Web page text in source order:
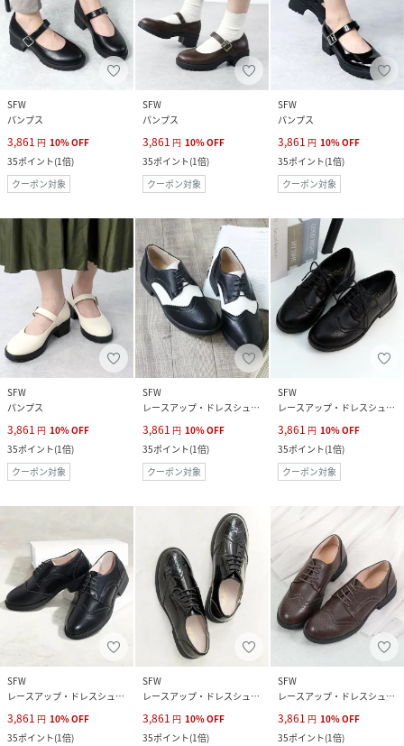
SFW
パンプス
3,861 円 10%OFF
35ポイント(1倍)
クーポン対象
SFW
パンプス
3,861 円 10%OFF
35ポイント(1倍)
クーポン対象
SFW
パンプス
3,861 円 10%OFF
35ポイント(1倍)
クーポン対象
SFW
パンプス
3,861 円 10%OFF
35ポイント(1倍)
クーポン対象
SFW
レースアップ・ドレスシューズ
3,861 円 10%OFF
35ポイント(1倍)
クーポン対象
SFW
レースアップ・ドレスシューズ
3,861 円 10%OFF
35ポイント(1倍)
クーポン対象
SFW
レースアップ・ドレスシューズ
3,861 円 10%OFF
35ポイント(1倍)
SFW
レースアップ・ドレスシューズ
3,861 円 10%OFF
35ポイント(1倍)
SFW
レースアップ・ドレスシューズ
3,861 円 10%OFF
35ポイント(1倍)